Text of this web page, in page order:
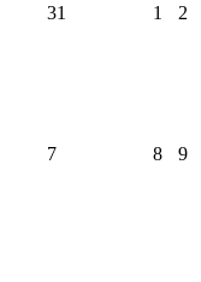
31 1 2
7 8 9